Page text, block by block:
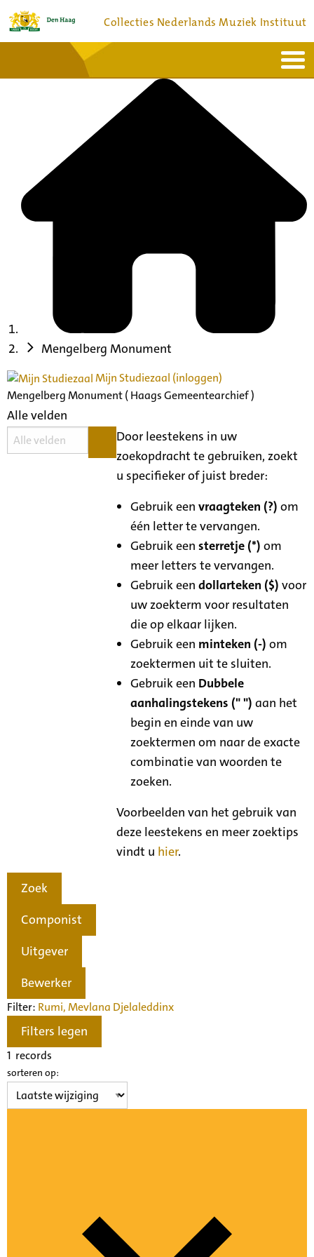
Collecties Nederlands Muziek Instituut
Bronnen en collecties
Mengelberg Monument
Mijn Studiezaal (inloggen)
Mengelberg Monument ( Haags Gemeentearchief )
Alle velden
Door leestekens in uw
zoekopdracht te gebruiken, zoekt
u specifieker of juist breder:
Gebruik eenvraagteken (?) om
één letter te vervangen.
Gebruik eensterretje (*) om
meer letters te vervangen.
Gebruik eendollarteken ($) voor
uw zoekterm voor resultaten
die op elkaar lijken.
Gebruik een minteken (-) om
zoektermen uit te sluiten.
Gebruik een Dubbele
aanhalingstekens (" ") aan het
begin en einde van uw
zoektermen om naar de exacte
combinatie van woorden te
zoeken.
Voorbeelden van het gebruik van
deze leestekens en meer zoektips
vindt u hier.
Zoek
Componist
Uitgever
Bewerker
Filter: Rumi, Mevlana Djelaleddinx
Filters legen
1 records
sorteren op: